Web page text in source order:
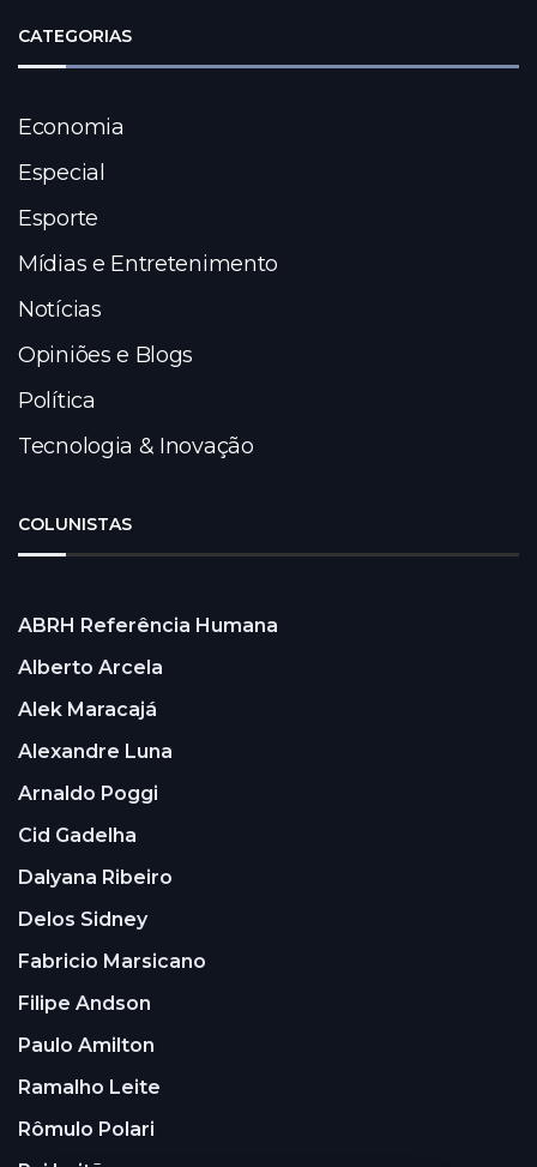
CATEGORIAS
Economia
Especial
Esporte
Mídias e Entretenimento
Notícias
Opiniões e Blogs
Política
Tecnologia & Inovação
COLUNISTAS
ABRH Referência Humana
Alberto Arcela
Alek Maracajá
Alexandre Luna
Arnaldo Poggi
Cid Gadelha
Dalyana Ribeiro
Delos Sidney
Fabricio Marsicano
Filipe Andson
Paulo Amilton
Ramalho Leite
Rômulo Polari